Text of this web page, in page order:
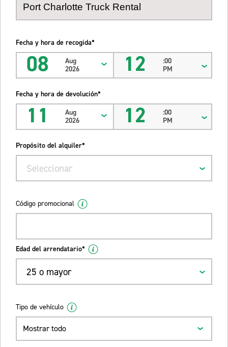
Fecha y hora de recogida*
08
Aug
2026
12
:00
PM
Fecha y hora de devolución*
11
Aug
2026
12
:00
PM
Propósito del alquiler*
Seleccionar
Código promocional
Edad del arrendatario*
25 o mayor
Tipo de vehículo
Mostrar todo